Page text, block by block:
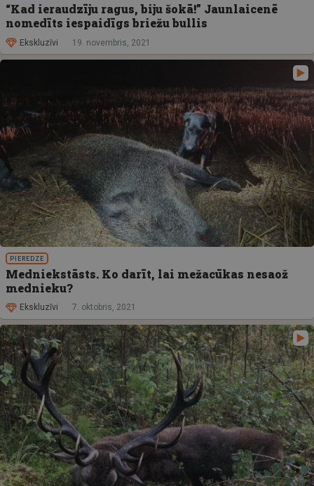
“Kad ieraudzīju ragus, biju šokā!” Jaunlaicenē
nomedīts iespaidīgs briežu bullis
Ekskluzīvi 19. novembris, 2021
PIEREDZE
Medniekstāsts. Ko darīt, lai mežacūkas nesaož
mednieku?
Ekskluzīvi 7. oktobris, 2021